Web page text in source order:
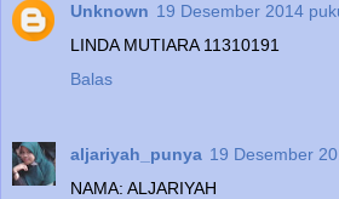
Unknown 19 Desember 2014
LINDA MUTIARA 11310191
Balas
aljariyah_punya 19 Desember
NAMA: ALJARIYAH